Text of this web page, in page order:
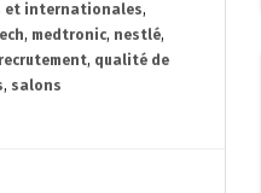
et internationales,
, medtronic, nestlé,
, qualité de
, salons